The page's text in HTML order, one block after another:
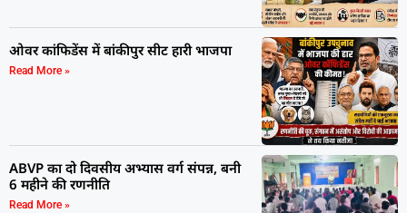
ओवर कांफिडेंस में बांकीपुर सीट हारी भाजपा
Read More »
ABVP का दो दिवसीय अभ्यास वर्ग संपन्न, बनी
6 महीने की रणनीति
Read More »